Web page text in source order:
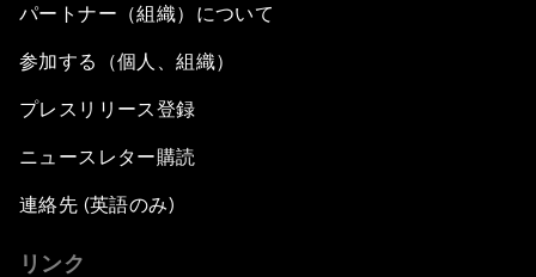
パートナー（組織）について
参加する（個人、組織）
プレスリリース登録
ニュースレター購読
連絡先 (英語のみ)
リンク